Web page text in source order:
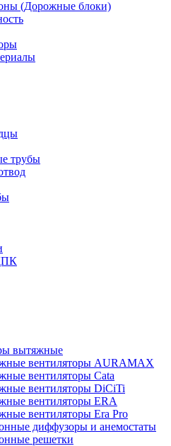
(Дорожные блоки)
трубы
вытяжные
вентиляторы AURAMAX
вентиляторы Cata
вентиляторы DiCiTi
вентиляторы ERA
вентиляторы Era Pro
диффузоры и анемостаты
решетки